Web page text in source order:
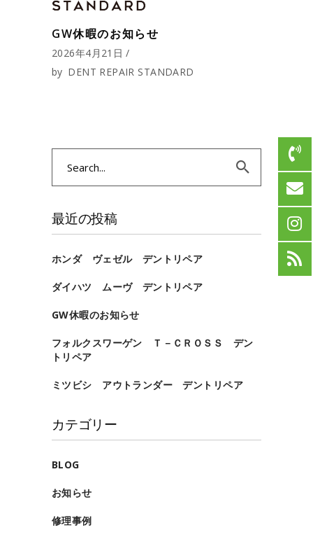
GW休暇のお知らせ
2026年4月21日
by DENT REPAIR STANDARD
最近の投稿
ホンダ ヴェゼル デントリペア
ダイハツ ムーヴ デントリペア
GW休暇のお知らせ
フォルクスワーゲン Ｔ－ＣＲＯＳＳ デン
トリペア
ミツビシ アウトランダー デントリペア
カテゴリー
BLOG
お知らせ
修理事例